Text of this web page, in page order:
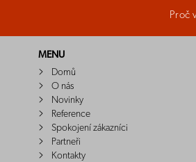
Proč
MENU
Domů
O nás
Novinky
Reference
Spokojení zákazníci
Partneři
Kontakty